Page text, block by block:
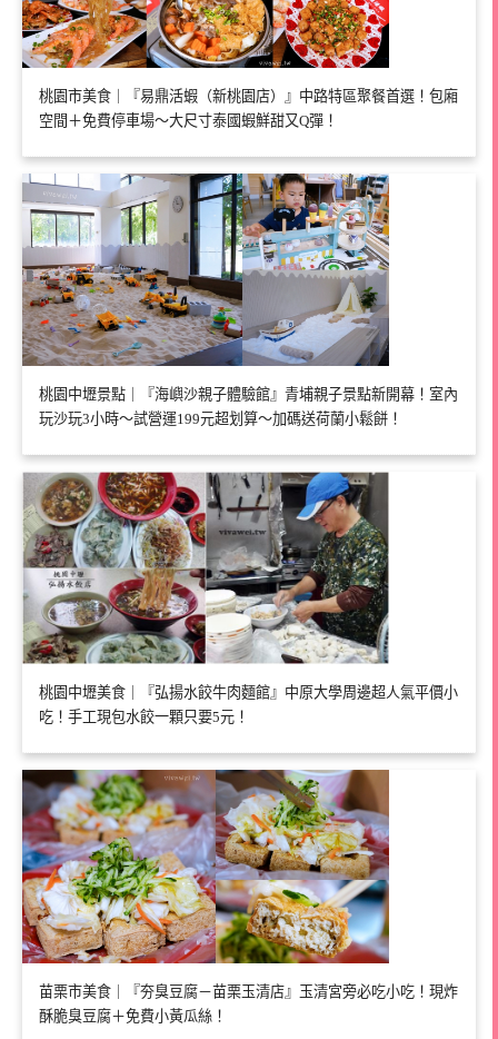
桃園市美食｜『易鼎活蝦（新桃園店）』中路特區聚餐首選！包廂
空間＋免費停車場～大尺寸泰國蝦鮮甜又Q彈！
桃園中壢景點｜『海嶼沙親子體驗館』青埔親子景點新開幕！室內
玩沙玩3小時～試營運199元超划算～加碼送荷蘭小鬆餅！
桃園中壢美食｜『弘揚水餃牛肉麵館』中原大學周邊超人氣平價小
吃！手工現包水餃一顆只要5元！
苗栗市美食｜『夯臭豆腐－苗栗玉清店』玉清宮旁必吃小吃！現炸
酥脆臭豆腐＋免費小黃瓜絲！